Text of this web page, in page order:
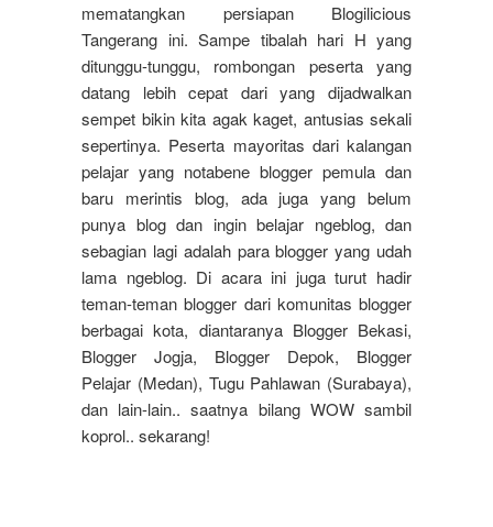
mematangkan persiapan Blogilicious
Tangerang ini. Sampe tibalah hari H yang
ditunggu-tunggu, rombongan peserta yang
datang lebih cepat dari yang dijadwalkan
sempet bikin kita agak kaget, antusias sekali
sepertinya. Peserta mayoritas dari kalangan
pelajar yang notabene blogger pemula dan
baru merintis blog, ada juga yang belum
punya blog dan ingin belajar ngeblog, dan
sebagian lagi adalah para blogger yang udah
lama ngeblog. Di acara ini juga turut hadir
teman-teman blogger dari komunitas blogger
berbagai kota, diantaranya Blogger Bekasi,
Blogger Jogja, Blogger Depok, Blogger
Pelajar (Medan), Tugu Pahlawan (Surabaya),
dan lain-lain.. saatnya bilang WOW sambil
koprol.. sekarang!